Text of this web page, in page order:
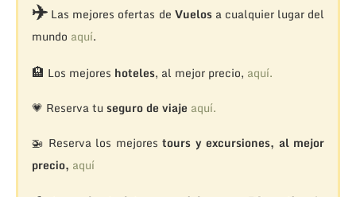
✈️Las mejores ofertas de Vuelosa cualquier lugar del
mundo aquí.
🏨 Los mejores hoteles, al mejor precio, aquí.
💗 Reserva tu seguro de viaje aquí.
🚁 Reserva los mejorestours y excursiones, al mejor
precio, aquí